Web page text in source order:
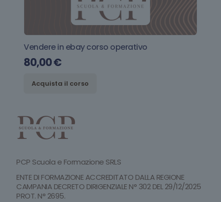
Vendere in ebay corso operativo
80,00€
Acquista il corso
PCP Scuola e Formazione SRLS
ENTE DI FORMAZIONE ACCREDITATO DALLA REGIONE
CAMPANIA DECRETO DIRIGENZIALE N° 302 DEL 29/12/2025
PROT. N° 2695.